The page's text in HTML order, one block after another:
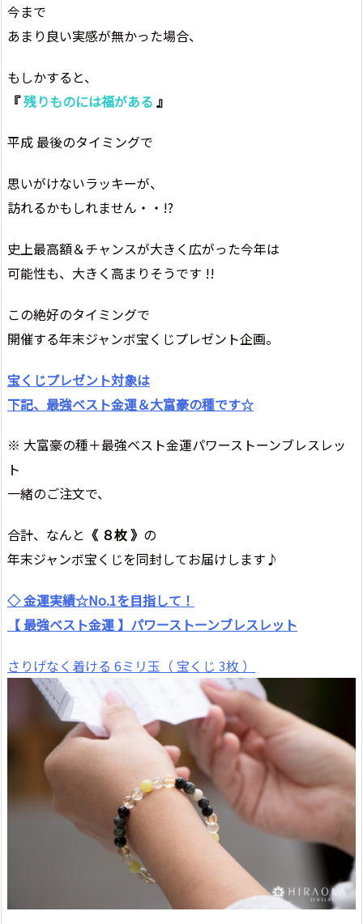
今まで
あまり良い実感が無かった場合、
もしかすると、
『残りものには福がある 』
平成 最後のタイミングで
思いがけないラッキーが、
訪れるかもしれません・・!?
史上最高額＆チャンスが大きく広がった今年は
可能性も、大きく高まりそうです !!
この絶好のタイミングで
開催する年末ジャンボ宝くじプレゼント企画。
宝くじプレゼント対象は
下記、最強ベスト金運＆大富豪の種です☆
※ 大富豪の種＋最強ベスト金運パワーストーンブレスレッ
ト
一緒のご注文で、
合計、なんと 《 ８枚 》 の
年末ジャンボ宝くじを同封してお届けします♪
◇ 金運実績☆No.1を目指して！
【 最強ベスト金運 】パワーストーンブレスレット
さりげなく着ける 6ミリ玉（ 宝くじ 3枚 ）